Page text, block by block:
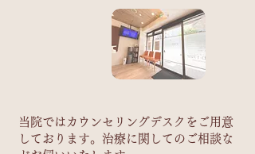
当院ではカウンセリングデスクをご用意
しております。治療に関してのご相談な